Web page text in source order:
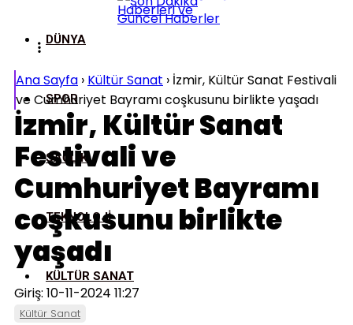
DÜNYA
SPOR
SAĞLIK
TEKNOLOJI
KÜLTÜR SANAT
Ana Sayfa › Kültür Sanat › İzmir, Kültür Sanat Festivali
ve Cumhuriyet Bayramı coşkusunu birlikte yaşadı
İzmir, Kültür Sanat
Festivali ve
Cumhuriyet Bayramı
coşkusunu birlikte
yaşadı
Giriş: 10-11-2024 11:27
Kültür Sanat